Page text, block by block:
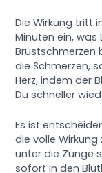
Die Wirkung tritt
Minuten ein, was
Brustschmerzen
die Schmerzen,
Herz, indem der
Du schneller
Es ist
die volle
unter die Zunge
sofort in den